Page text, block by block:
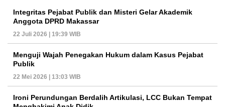
Integritas Pejabat Publik dan Misteri Gelar Akademik
Anggota DPRD Makassar
22 Juli 2026 | 19:39 WIB
Menguji Wajah Penegakan Hukum dalam Kasus Pejabat
Publik
22 Mei 2026 | 13:03 WIB
Ironi Perundungan Berdalih Artikulasi, LCC Bukan Tempat